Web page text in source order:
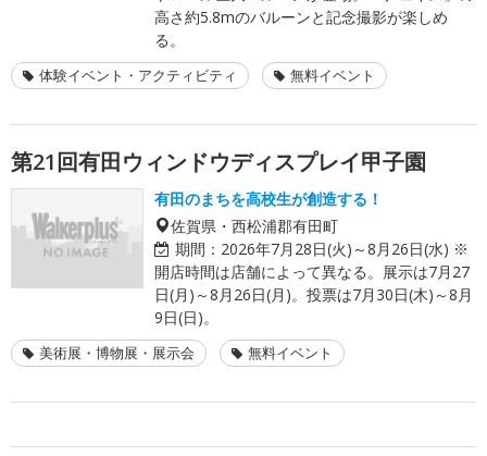
高さ約5.8mのバルーンと記念撮影が楽しめ
る。
体験イベント・アクティビティ 無料イベント
第21回有田ウィンドウディスプレイ甲子園
有田のまちを高校生が創造する！
佐賀県・西松浦郡有田町
期間： 2026年7月28日(火)～8月26日(水) ※
開店時間は店舗によって異なる。展示は7月27
日(月)～8月26日(月)。投票は7月30日(木)～8月
9日(日)。
美術展・博物展・展示会 無料イベント